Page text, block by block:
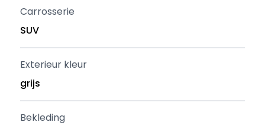
Carrosserie
SUV
Exterieur kleur
grijs
Bekleding